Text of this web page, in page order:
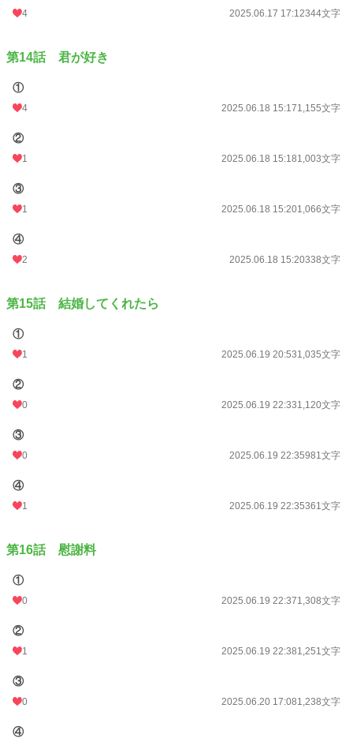
4 2025.06.17 17:12344文字
第14話 君が好き
①
4 2025.06.18 15:171,155文字
②
1 2025.06.18 15:181,003文字
③
1 2025.06.18 15:201,066文字
④
2 2025.06.18 15:20338文字
第15話 結婚してくれたら
①
1 2025.06.19 20:531,035文字
②
0 2025.06.19 22:331,120文字
③
0 2025.06.19 22:35981文字
④
1 2025.06.19 22:35361文字
第16話 慰謝料
①
0 2025.06.19 22:371,308文字
②
1 2025.06.19 22:381,251文字
③
0 2025.06.20 17:081,238文字
④